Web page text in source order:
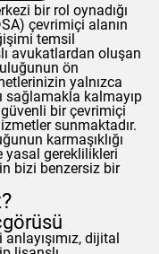
bir rol oynadığı
çevrimiçi alanın
temsil
avukatlardan oluşan
ön
yalnızca
sağlamakla kalmayıp
bir çevrimiçi
sunmaktadır.
karmaşıklığı
yasal gereklilikleri
bizi benzersiz bir
dijital